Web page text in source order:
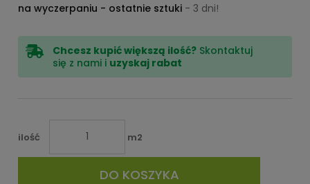
na wyczerpaniu - ostatnie sztuki - 3 dni!
Chcesz kupić większą ilość? Skontaktuj
się z nami i uzyskaj rabat
ilość m2
DO KOSZYKA